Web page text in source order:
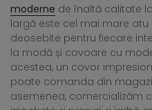
moderne de înaltă calitate
largă este cel mai mare
deosebite pentru fiecare
la modă și covoare cu
acestea, un covor
poate comanda din
asemenea, comercializăm